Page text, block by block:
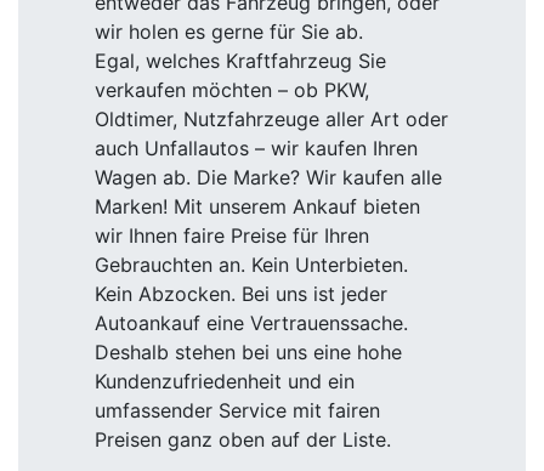
wir holen es gerne für Sie ab.
Egal, welches Kraftfahrzeug Sie
verkaufen möchten – ob PKW,
Oldtimer, Nutzfahrzeuge aller Art oder
auch Unfallautos – wir kaufen Ihren
Wagen ab. Die Marke? Wir kaufen alle
Marken! Mit unserem Ankauf bieten
wir Ihnen faire Preise für Ihren
Gebrauchten an. Kein Unterbieten.
Kein Abzocken. Bei uns ist jeder
Autoankauf eine Vertrauenssache.
Deshalb stehen bei uns eine hohe
Kundenzufriedenheit und ein
umfassender Service mit fairen
Preisen ganz oben auf der Liste.